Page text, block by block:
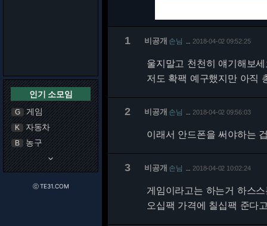
인기 소모임
G 게임
K 자동차
B 농구
keyboard_arrow_down
ⓒ TE31.COM
1 비공개 손님 2018-04-02 09:52:25
울지말고 천천히 얘기해보
저도 확팩 예구했지만 아직
2 비공개 손님 2018-04-02 09:56:03
이래서 안드폰을 써야하는
3 비공개 손님 2018-04-02 10:02:24
게임이라고는 하는거 하스
오십팩 가격에 칠십팩 준다